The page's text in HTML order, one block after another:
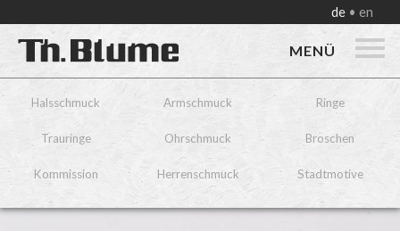
de en
MENÜ
Halsschmuck Armschmuck Ringe
Trauringe Ohrschmuck Broschen
Kommission Herrenschmuck Stadtmotive